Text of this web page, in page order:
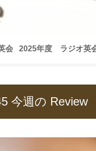
会 2025年度 ラジオ英
今週の Review